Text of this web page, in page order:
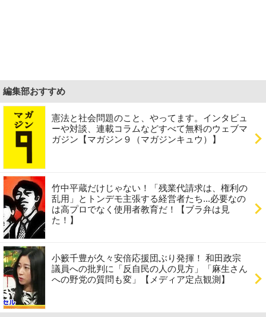
編集部おすすめ
憲法と社会問題のこと、やってます。インタビュ
ーや対談、連載コラムなどすべて無料のウェブマ
ガジン【マガジン９（マガジンキュウ）】
竹中平蔵だけじゃない！「残業代請求は、権利の
乱用」とトンデモ主張する経営者たち...必要なの
は高プロでなく使用者教育だ！【ブラ弁は見
た！】
小籔千豊が久々安倍応援団ぶり発揮！ 和田政宗
議員への批判に「反自民の人の見方」「麻生さん
への野党の質問も変」【メディア定点観測】